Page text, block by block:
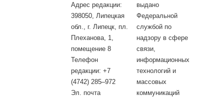
Адрес редакции:
398050, Липецкая
обл., г. Липецк, пл.
Плеханова, 1,
помещение 8
Телефон
редакции: +7
(4742) 285–972
Эл. почта
выдано
Федеральной
службой по
надзору в сфере
связи,
информационных
технологий и
массовых
коммуникаций